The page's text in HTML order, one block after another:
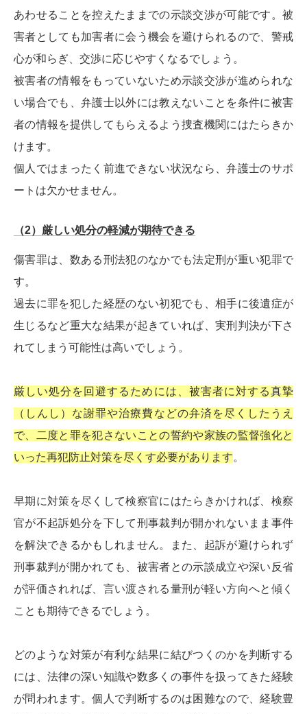
あわせることを控えたままでの示談交渉が可能です。被
害者としても加害者に会う機会を避けられるので、警戒
心が和らぎ、交渉に応じやすくなるでしょう。
被害者の情報をもっていないため示談交渉が進められな
い場合でも、弁護士以外には教えないことを条件に被害
者の情報を提供してもらえるよう捜査機関にはたらきか
けます。
個人ではまったく前進できない状況なら、弁護士のサポ
ートは欠かせません。
（2）厳しい処分の軽減が期待できる
傷害罪は、数ある刑法犯のなかでも法定刑が重い犯罪で
す。
過去に罪を犯した経歴のない初犯でも、相手に後遺症が
生じるなど重大な結果が起きていれば、実刑判決が下さ
れてしまう可能性は高いでしょう。
厳しい処分を回避するためには、被害者に対する真摯
（しんし）な謝罪や治療費などの弁済を尽くしたうえ
で、二度と罪を犯さないことの誓約や家族の監督強化と
いった再犯防止対策を尽くす必要があります。
早期に対策を尽くして検察官にはたらきかければ、検察
官が不起訴処分を下して刑事裁判が開かれないまま事件
を解決できるかもしれません。また、起訴が避けられず
刑事裁判が開かれても、被害者との示談成立や深い反省
が評価されれば、言い渡される量刑が軽い方向へと傾く
ことも期待できるでしょう。
どのような対策が有利な結果に結びつくのかを判断する
には、法律の深い知識や数多くの事件を扱ってきた経験
が問われます。個人で判断するのは困難なので、経験豊